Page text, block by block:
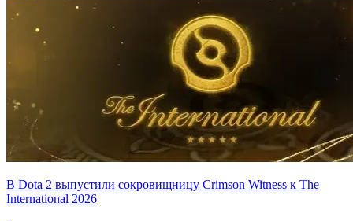
В Dota 2 выпустили сокровищницу Crimson Witness к The
International 2026